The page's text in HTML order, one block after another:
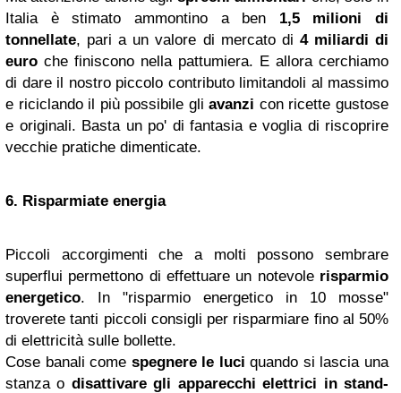
Italia è stimato ammontino a ben 1,5 milioni di
tonnellate, pari a un valore di mercato di 4 miliardi di
euro che finiscono nella pattumiera. E allora cerchiamo
di dare il nostro piccolo contributo limitandoli al massimo
e riciclando il più possibile gliavanzi con ricette gustose
e originali. Basta un po' di fantasia e voglia di riscoprire
vecchie pratiche dimenticate.
6. Risparmiate energia
Piccoli accorgimenti che a molti possono sembrare
superflui permettono di effettuare un notevolerisparmio
energetico. In "risparmio energetico in 10 mosse"
troverete tanti piccoli consigli per risparmiare fino al 50%
di elettricità sulle bollette.
Cose banali come spegnere le luci quando si lascia una
stanza o disattivare gli apparecchi elettrici in stand-